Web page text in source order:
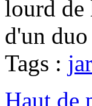
lourd de
d'un duo
Tags :
Haut de